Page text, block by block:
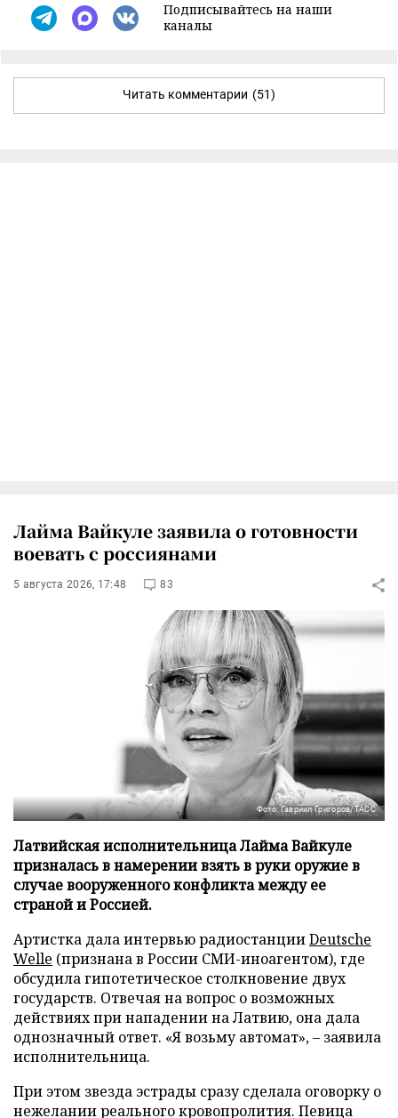
Подписывайтесь на наши
каналы
Читать комментарии (51)
Лайма Вайкуле заявила о готовности
воевать с россиянами
5 августа 2026, 17:48 83
Фото: Гавриил Григоров/ТАСС
Латвийская исполнительница Лайма Вайкуле
призналась в намерении взять в руки оружие в
случае вооруженного конфликта между ее
страной и Россией.
Артистка дала интервью радиостанцииDeutsche
Welle (признана в России СМИ-иноагентом), где
обсудила гипотетическое столкновение двух
государств. Отвечая на вопрос о возможных
действиях при нападении на Латвию, она дала
однозначный ответ. «Я возьму автомат», – заявила
исполнительница.
При этом звезда эстрады сразу сделала оговорку о
нежелании реального кровопролития. Певица